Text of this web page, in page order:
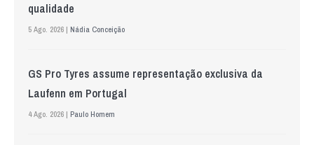
qualidade
5 Ago. 2026 | Nádia Conceição
GS Pro Tyres assume representação exclusiva da
Laufenn em Portugal
4 Ago. 2026 | Paulo Homem